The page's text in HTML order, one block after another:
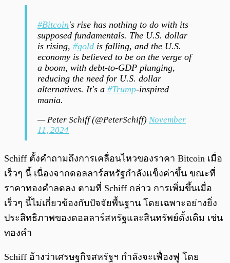
#Bitcoin's rise has nothing to do with its
supposed fundamentals. The U.S. dollar
is rising, #gold is falling, and the U.S.
economy is believed to be on the verge of
a boom, with debt-to-GDP plunging,
reducing the need for U.S. dollar
alternatives. It's a #Trump-inspired
mania.
— Peter Schiff (@PeterSchiff) November
11, 2024
Schiff ตั้งคำถามถึงการเคลื่อนไหวของราคา Bitcoin เมื่อ
เร็วๆ นี้ เนื่องจากดอลลาร์สหรัฐกำลังแข็งค่าขึ้น ขณะที่
ราคาทองคำลดลง ตามที่ Schiff กล่าว การเพิ่มขึ้นเมื่อ
เร็วๆ นี้ไม่เกี่ยวข้องกับปัจจัยพื้นฐาน โดยเฉพาะอย่างยิ่ง
ประสิทธิภาพของดอลลาร์สหรัฐและสินทรัพย์ดั้งเดิม เช่น
ทองคำ
Schiff อ้างว่าเศรษฐกิจสหรัฐฯ กำลังจะเฟื่องฟู โดย